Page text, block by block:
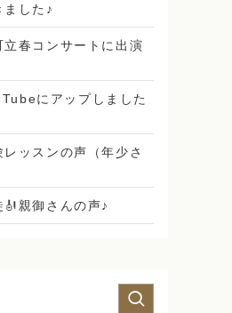
ました♪
立春コンサートに出演
にアップしました
ッスンの声（年少さ
親御さんの声♪